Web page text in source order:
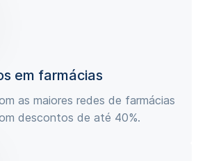
em farmácias
as maiores redes de farmácias
descontos de até 40%.